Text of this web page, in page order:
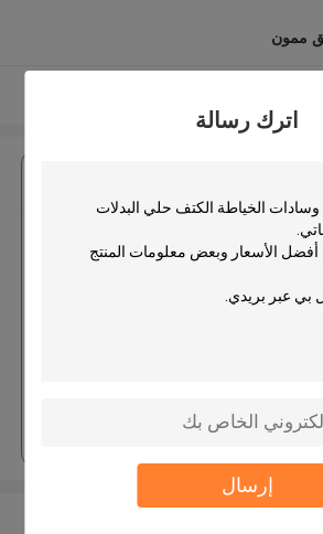
اترك رسالة
إرسال
ممون
الايكولوجية - ودية وسادات الخياطة